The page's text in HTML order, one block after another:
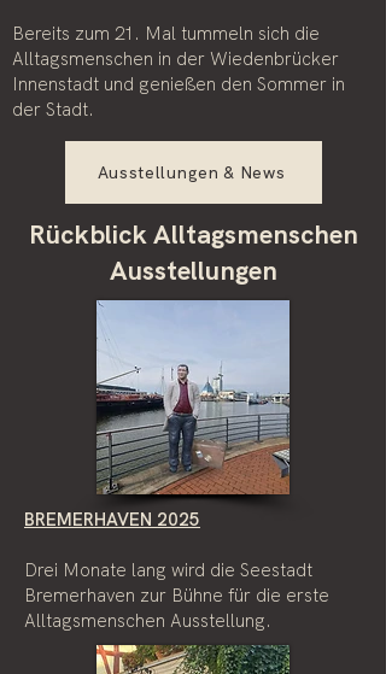
Bereits zum 21. Mal tummeln sich die
Alltagsmenschen in der Wiedenbrücker
Innenstadt und genießen den Sommer in
der Stadt.
Ausstellungen & News
Rückblick Alltagsmenschen
Ausstellungen
BREMERHAVEN 2025
Drei Monate lang wird die Seestadt
Bremerhaven zur Bühne für die erste
Alltagsmenschen Ausstellung.